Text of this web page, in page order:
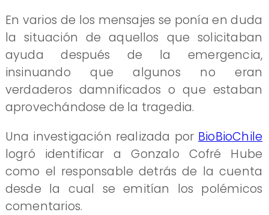
En varios de los mensajes se ponía en duda
la situación de aquellos que solicitaban
ayuda después de la emergencia,
insinuando que algunos no eran
verdaderos damnificados o que estaban
aprovechándose de la tragedia.
Una investigación realizada por BioBioChile
logró identificar a Gonzalo Cofré Hube
como el responsable detrás de la cuenta
desde la cual se emitían los polémicos
comentarios.